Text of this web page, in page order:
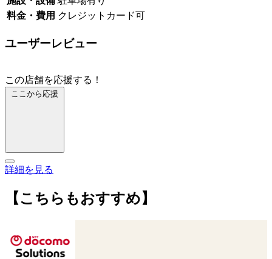
料金・費用 クレジットカード可
ユーザーレビュー
この店舗を応援する！
ここから応援
詳細を見る
【こちらもおすすめ】